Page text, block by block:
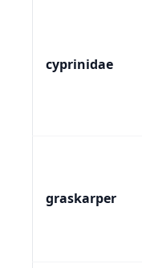
cyprinidae
graskarper